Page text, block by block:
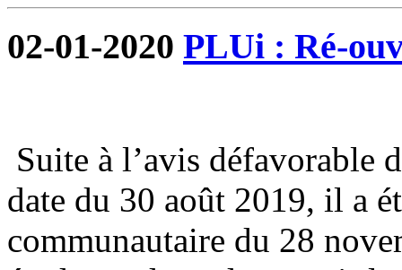
02-01-2020 PLUi : Ré-
Suite à l’avis défavorable
date du 30 août 2019, il a
communautaire du 28